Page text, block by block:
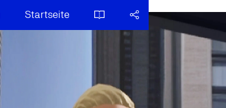
Startseite